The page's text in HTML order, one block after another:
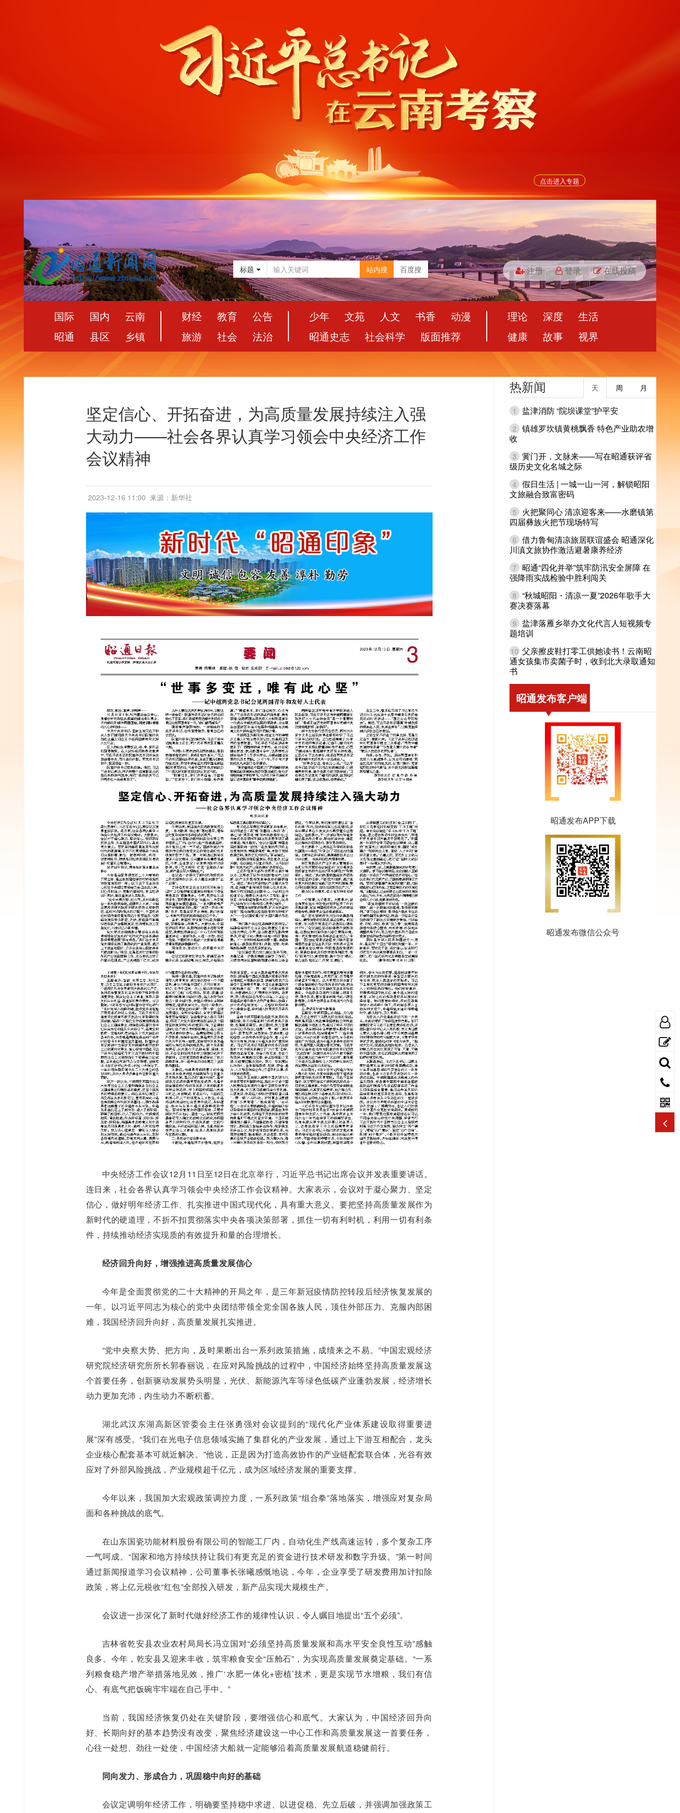
点击进入专题
标题 站内搜 百度搜 注册 登录 在线投稿
国际 国内
云南
昭通
县区 乡镇
财经 教育
公告
旅游
社会 法治
少年 文苑 人文 书香
动漫
昭通史志
社会科学 版面推荐
理论 深度
生活
健康
故事 视界
坚定信心、开拓奋进，为高质量发展持续注入强
大动力——社会各界认真学习领会中央经济工作
会议精神
2023-12-16 11:00 来源：新华社
中央经济工作会议12月11日至12日在北京举行，习近平总书记出席会议并发表重要讲话。
连日来，社会各界认真学习领会中央经济工作会议精神。大家表示，会议对于凝心聚力、坚定
信心，做好明年经济工作、扎实推进中国式现代化，具有重大意义。要把坚持高质量发展作为
新时代的硬道理，不折不扣贯彻落实中央各项决策部署，抓住一切有利时机，利用一切有利条
件，持续推动经济实现质的有效提升和量的合理增长。
经济回升向好，增强推进高质量发展信心
今年是全面贯彻党的二十大精神的开局之年，是三年新冠疫情防控转段后经济恢复发展的
一年。以习近平同志为核心的党中央团结带领全党全国各族人民，顶住外部压力、克服内部困
难，我国经济回升向好，高质量发展扎实推进。
“党中央察大势、把方向，及时果断出台一系列政策措施，成绩来之不易。”中国宏观经济
研究院经济研究所所长郭春丽说，在应对风险挑战的过程中，中国经济始终坚持高质量发展这
个首要任务，创新驱动发展势头明显，光伏、新能源汽车等绿色低碳产业蓬勃发展，经济增长
动力更加充沛，内生动力不断积蓄。
湖北武汉东湖高新区管委会主任张勇强对会议提到的“现代化产业体系建设取得重要进
展”深有感受。“我们在光电子信息领域实施了集群化的产业发展，通过上下游互相配合，龙头
企业核心配套基本可就近解决。”他说，正是因为打造高效协作的产业链配套联合体，光谷有效
应对了外部风险挑战，产业规模超千亿元，成为区域经济发展的重要支撑。
今年以来，我国加大宏观政策调控力度，一系列政策“组合拳”落地落实，增强应对复杂局
面和各种挑战的底气。
在山东国瓷功能材料股份有限公司的智能工厂内，自动化生产线高速运转，多个复杂工序
一气呵成。“国家和地方持续扶持让我们有更充足的资金进行技术研发和数字升级。”第一时间
通过新闻报道学习会议精神，公司董事长张曦感慨地说，今年，企业享受了研发费用加计扣除
政策，将上亿元税收“红包”全部投入研发，新产品实现大规模生产。
会议进一步深化了新时代做好经济工作的规律性认识，令人瞩目地提出“五个必须”。
吉林省乾安县农业农村局局长冯立国对“必须坚持高质量发展和高水平安全良性互动”感触
良多。今年，乾安县又迎来丰收，筑牢粮食安全“压舱石”，为实现高质量发展奠定基础。“一系
列粮食稳产增产举措落地见效，推广‘水肥一体化+密植’技术，更是实现节水增粮，我们有信
心、有底气把饭碗牢牢端在自己手中。”
当前，我国经济恢复仍处在关键阶段，要增强信心和底气。大家认为，中国经济回升向
好、长期向好的基本趋势没有改变，聚焦经济建设这一中心工作和高质量发展这一首要任务，
心往一处想、劲往一处使，中国经济大船就一定能够沿着高质量发展航道稳健前行。
同向发力、形成合力，巩固稳中向好的基础
会议定调明年经济工作，明确要坚持稳中求进、以进促稳、先立后破，并强调加强政策工
热新闻 月
周
天
1 盐津消防 “院坝课堂”护平安
2 镇雄罗坎镇黄桃飘香 特色产业助农增
收
3 黉门开，文脉来——写在昭通获评省
级历史文化名城之际
4 假日生活 | 一城一山一河，解锁昭阳
文旅融合致富密码
5
火把聚同心 清凉迎客来——水磨镇第
四届彝族火把节现场特写
6 借力鲁甸清凉旅居联谊盛会 昭通深化
川滇文旅协作激活避暑康养经济
7
昭通“四化并举”筑牢防汛安全屏障 在
强降雨实战检验中胜利闯关
8 “秋城昭阳・清凉一夏”2026年歌手大
赛决赛落幕
9 盐津落雁乡举办文化代言人短视频专
题培训
10 父亲擦皮鞋打零工供她读书！云南昭
通女孩集市卖菌子时，收到北大录取通知
书
昭通发布客户端
昭通发布APP下载
昭通发布微信公众号